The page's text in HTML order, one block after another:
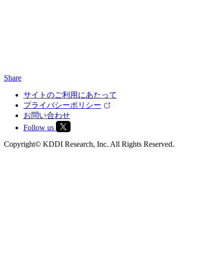
Share
サイトのご利用にあたって
プライバシーポリシー
お問い合わせ
Follow us
Copyright© KDDI Research, Inc. All Rights Reserved.